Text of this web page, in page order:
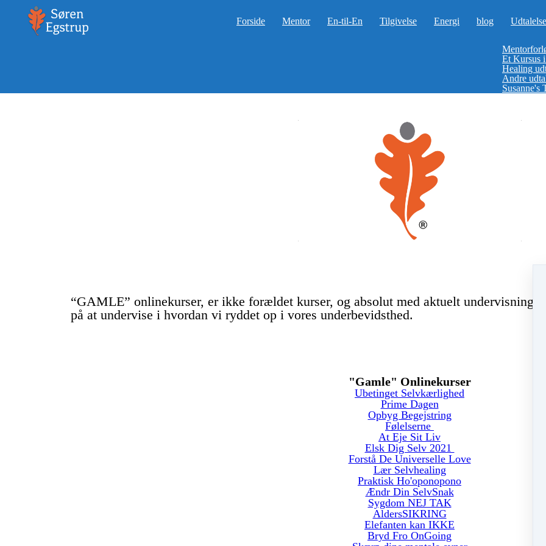
Forside Mentor En-til-En Tilgivelse Energi blog
Et Kursus
Healing
Andre
Susanne's
“GAMLE” onlinekurser, er ikke forældet kurser, og absolut med aktuelt undervisning.
på at undervise i hvordan vi ryddet op i vores underbevidsthed.
"Gamle" Onlinekurser
Ubetinget Selvkærlighed
Prime Dagen
Opbyg Begejstring
Følelserne
At Eje Sit Liv
Elsk Dig Selv 2021
Forstå De Universelle Love
Lær Selvhealing
Praktisk Ho'oponopono
Ændr Din SelvSnak
Sygdom NEJ TAK
AldersSIKRING
Elefanten kan IKKE
Bryd Fro OnGoing